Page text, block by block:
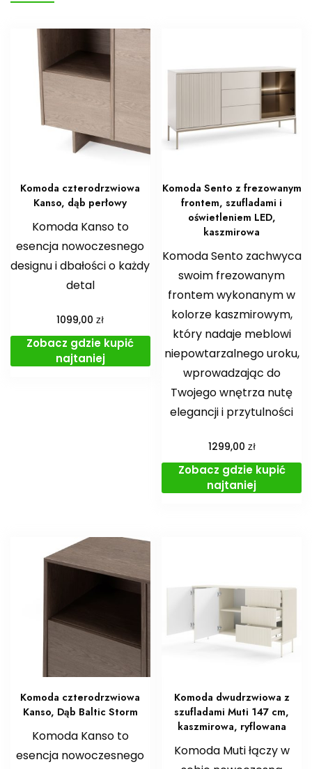
Komoda czterodrzwiowa
Kanso, dąb perłowy
Komoda Kanso to
esencja nowoczesnego
designu i dbałości o każdy
detal
1099,00zł
Zobacz gdzie kupić
najtaniej
Komoda Sento z frezowanym
frontem, szufladami i
oświetleniem LED,
kaszmirowa
Komoda Sento zachwyca
swoim frezowanym
frontem wykonanym w
kolorze kaszmirowym,
który nadaje meblowi
niepowtarzalnego uroku,
wprowadzając do
Twojego wnętrza nutę
elegancji i przytulności
1299,00 zł
Zobacz gdzie kupić
najtaniej
Komoda czterodrzwiowa
Kanso, Dąb Baltic Storm
Komoda Kanso to
esencja nowoczesnego
Komoda dwudrzwiowa z
szufladami Muti 147 cm,
kaszmirowa, ryflowana
Komoda Muti łączy w